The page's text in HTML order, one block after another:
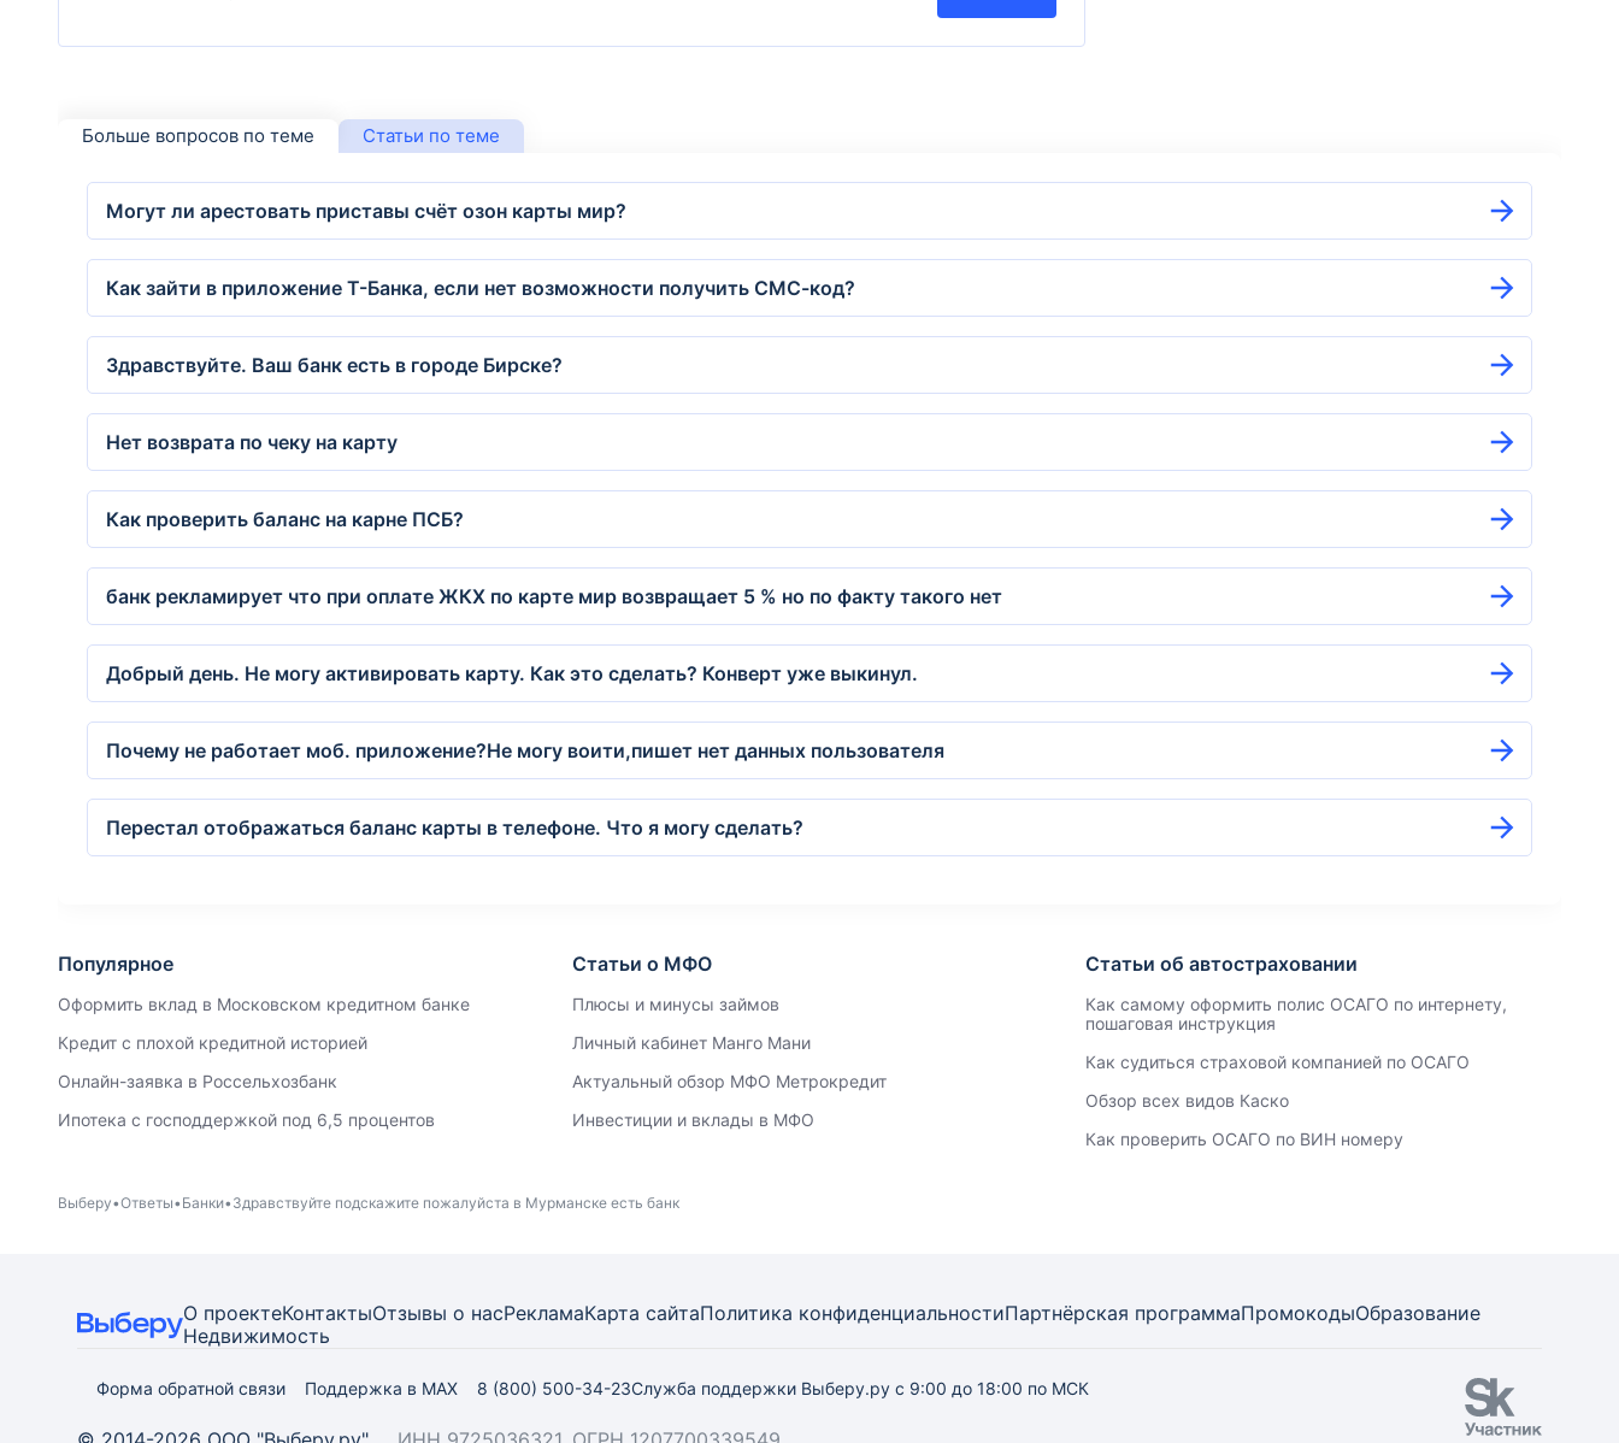
Больше вопросов по теме Статьи по теме
Могут ли арестовать приставы счёт озон карты мир?
Как зайти в приложение Т-Банка, если нет возможности получить СМС-код?
Здравствуйте. Ваш банк есть в городе Бирске?
Нет возврата по чеку на карту
Как проверить баланс на карне ПСБ?
банк рекламирует что при оплате ЖКХ по карте мир возвращает 5 % но по факту такого нет
Добрый день. Не могу активировать карту. Как это сделать? Конверт уже выкинул.
Почему не работает моб. приложение?Не могу воити,пишет нет данных пользователя
Перестал отображаться баланс карты в телефоне. Что я могу сделать?
Популярное
Оформить вклад в Московском кредитном банке
Кредит с плохой кредитной историей
Онлайн-заявка в Россельхозбанк
Ипотека с господдержкой под 6,5 процентов
Статьи о МФО
Плюсы и минусы займов
Личный кабинет Манго Мани
Актуальный обзор МФО Метрокредит
Инвестиции и вклады в МФО
Статьи об автостраховании
Как самому оформить полис ОСАГО по интернету,
пошаговая инструкция
Как судиться страховой компанией по ОСАГО
Обзор всех видов Каско
Как проверить ОСАГО по ВИН номеру
Выберу Ответы Банки Здравствуйте подскажите пожалуйста в Мурманске есть банк
О проектеКонтактыОтзывы о насРекламаКарта сайтаПолитика конфиденциальностиПартнёрская программаПромокодыОбразование
Недвижимость
Форма обратной связи Поддержка в MAX 8 (800) 500-34-23Служба поддержки Выберу.ру с 9:00 до 18:00 по МСК